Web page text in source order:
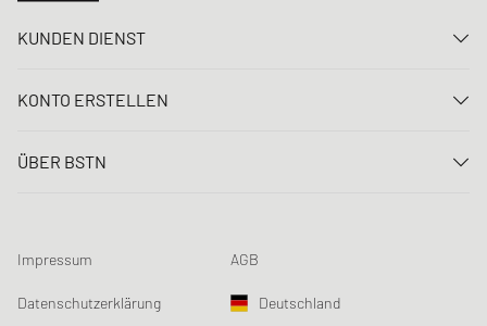
KUNDEN DIENST
FAQ
Loyalty Program
Produktsicherheit
KONTO ERSTELLEN
Registrieren
Newsletter-Registrierung
Datenerfassung
ÜBER BSTN
Chronicles
Sustainability
Impressum AGB
Datenschutzerklärung Deutschland